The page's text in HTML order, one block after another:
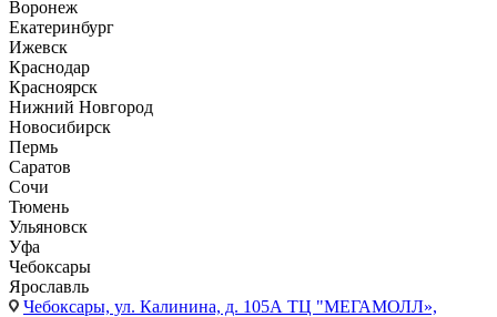
Воронеж
Екатеринбург
Ижевск
Краснодар
Красноярск
Нижний Новгород
Новосибирск
Пермь
Саратов
Сочи
Тюмень
Ульяновск
Уфа
Чебоксары
Ярославль
Чебоксары, ул. Калинина, д. 105А ТЦ "МЕГАМОЛЛ»,